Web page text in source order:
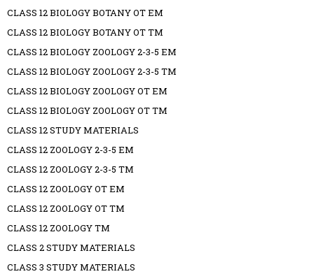
CLASS 12 BIOLOGY BOTANY OT EM
CLASS 12 BIOLOGY BOTANY OT TM
CLASS 12 BIOLOGY ZOOLOGY 2-3-5 EM
CLASS 12 BIOLOGY ZOOLOGY 2-3-5 TM
CLASS 12 BIOLOGY ZOOLOGY OT EM
CLASS 12 BIOLOGY ZOOLOGY OT TM
CLASS 12 STUDY MATERIALS
CLASS 12 ZOOLOGY 2-3-5 EM
CLASS 12 ZOOLOGY 2-3-5 TM
CLASS 12 ZOOLOGY OT EM
CLASS 12 ZOOLOGY OT TM
CLASS 12 ZOOLOGY TM
CLASS 2 STUDY MATERIALS
CLASS 3 STUDY MATERIALS